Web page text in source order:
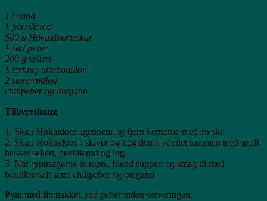
1 l vand
1 persillerod
500 g Hokaidogræskar
1 rød peber
200 g selleri
1 terning urtebouillon
2 store rødløg
chilipeber og oregano
Tilberedning
1. Skær Hokaidoen igennem og fjern kernerne med en ske.
2. Skær Hokaidoen i skiver og kog dem i vandet sammen med groft
hakket selleri, persillerod og løg.
3. Når grønsagerne er møre, blend suppen og smag til med
bouillon/salt samt chilipeber og oregano.
Pynt med finthakket, rød peber inden serveringen.